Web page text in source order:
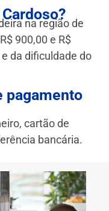
na região de
900,00 e R$
da dificuldade do
pagamento
cartão de
bancária.